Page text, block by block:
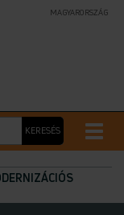
MAGYARORSZÁG
KERESÉS
Toggle